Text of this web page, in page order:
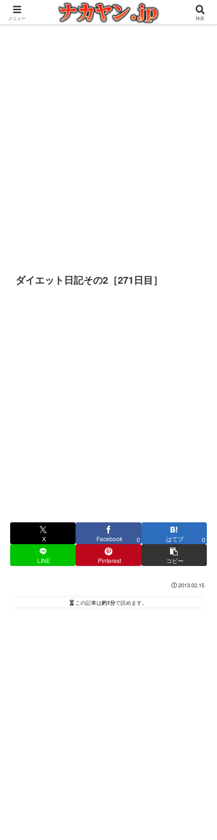
アウトドアとガジェット好きな管理人の愉快な日々を綴るブログ
ダイエット日記その2［271日目］
X Facebook 0 はてブ 0
LINE Pinterest コピー
2013.02.15
この記事は約1分で読めます。
メニュー 検索